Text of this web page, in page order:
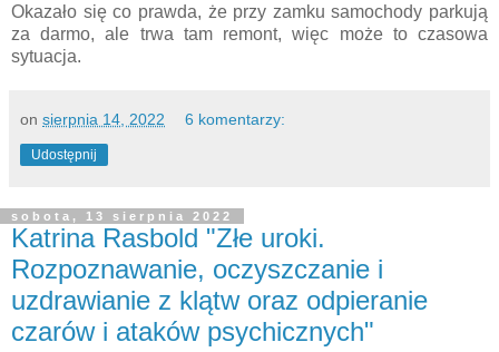
Okazało się co prawda, że przy zamku samochody parkują
za darmo, ale trwa tam remont, więc może to czasowa
sytuacja.
on sierpnia 14, 2022 6 komentarzy:
Udostępnij
sobota, 13 sierpnia 2022
Katrina Rasbold "Złe uroki.
Rozpoznawanie, oczyszczanie i
uzdrawianie z klątw oraz odpieranie
czarów i ataków psychicznych"